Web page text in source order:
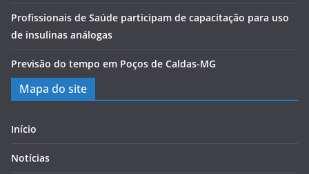
Profissionais de Saúde participam de capacitação para uso
de insulinas análogas
Previsão do tempo em Poços de Caldas-MG
Mapa do site
Início
Notícias